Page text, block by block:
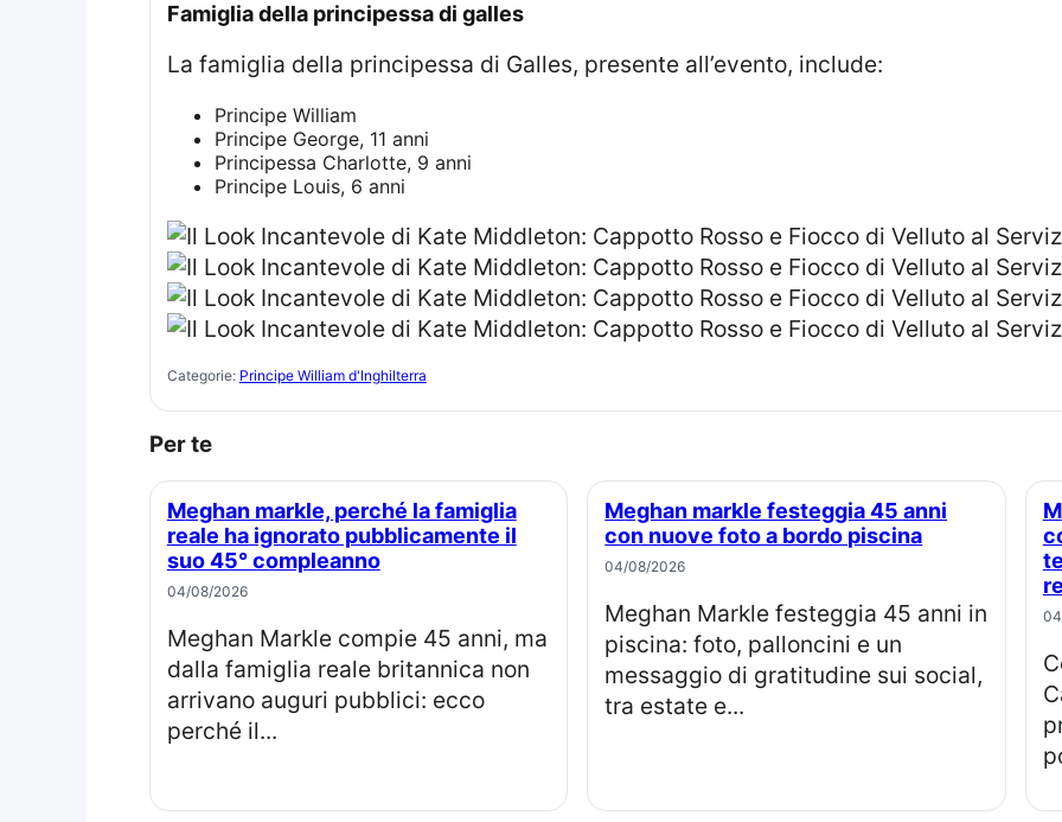
famiglia della principessa di galles
La famiglia della principessa di Galles, presente all’evento, include:
Principe William
Principe George, 11 anni
Principessa Charlotte, 9 anni
Principe Louis, 6 anni
Categorie: Principe William d'Inghilterra
Per te
Meghan markle, perché la famiglia
reale ha ignorato pubblicamente il
suo 45° compleanno
04/08/2026
Meghan Markle compie 45 anni, ma
dalla famiglia reale britannica non
arrivano auguri pubblici: ecco
perché il...
Meghan markle festeggia 45 anni
con nuove foto a bordo piscina
04/08/2026
Meghan Markle festeggia 45 anni in
piscina: foto, palloncini e un
messaggio di gratitudine sui social,
tra estate e...
Meghan markle compie 45 anni:
Compleanno di Meghan Markle: re